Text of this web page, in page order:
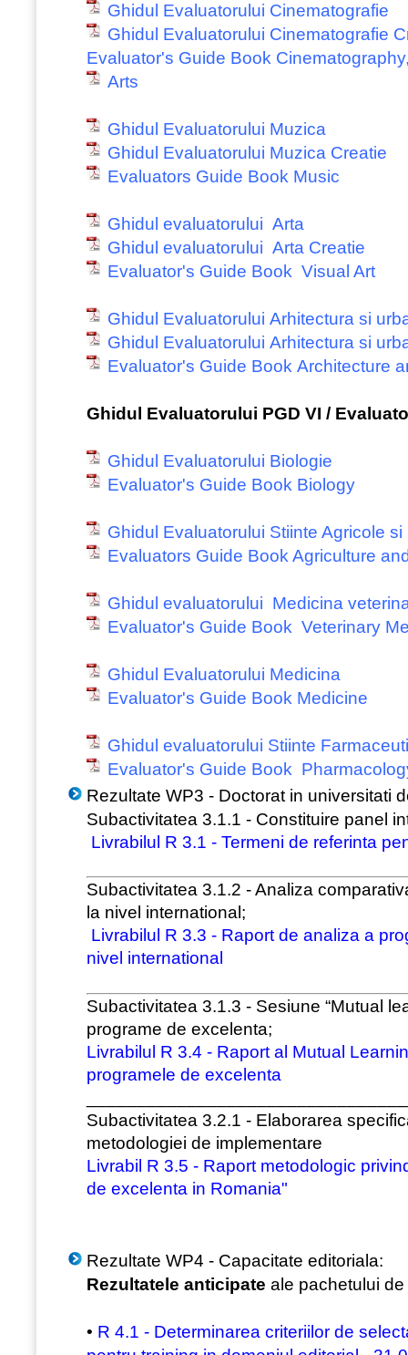
Ghidul Evaluatorului Cinematografie
Ghidul Evaluatorului Cinematografie
Evaluator's Guide Book
Arts
Ghidul Evaluatorului Muzica
Ghidul Evaluatorului Muzica Creatie
Evaluators Guide Book Music
Ghidul evaluatorului Arta
Ghidul evaluatorului Arta Creatie
Evaluator's Guide Book Visual Art
Ghidul Evaluatorului Arhitectura si
Ghidul Evaluatorului Arhitectura si
Evaluator's Guide Book Architecture
Ghidul Evaluatorului PGD VI /
Ghidul Evaluatorului Biologie
Evaluator's Guide Book Biology
Ghidul Evaluatorului Stiinte Agricole si
Evaluators Guide Book Agriculture
Ghidul evaluatorului Medicina
Evaluator's Guide Book Veterinary
Ghidul Evaluatorului Medicina
Evaluator's Guide Book Medicine
Ghidul evaluatorului Stiinte
Evaluator's Guide Book
Rezultate WP3 - Doctorat in universitati
Subactivitatea 3.1.1 - Constituire panel
Livrabilul R 3.1 - Termeni de referinta
Subactivitatea 3.1.2 - Analiza
la nivel international;
Livrabilul R 3.3 - Raport de analiza a
nivel international
Subactivitatea 3.1.3 - Sesiune “Mutual
programe de excelenta;
Livrabilul R 3.4 - Raport al Mutual
programele de excelenta
Subactivitatea 3.2.1 - Elaborarea
metodologiei de implementare
Livrabil R 3.5 - Raport metodologic
de excelenta in Romania"
Rezultate WP4 - Capacitate editoriala:
Rezultatele anticipate ale pachetului
• R 4.1 - Determinarea criteriilor de